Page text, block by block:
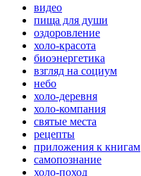
видео
пища для души
оздоровление
холо-красота
биоэнергетика
взгляд на социум
небо
холо-деревня
холо-компания
святые места
рецепты
приложения к книгам
самопознание
холо-поход